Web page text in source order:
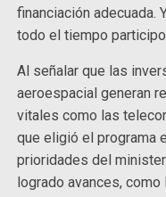
financiación adecuada.
todo el tiempo
Al señalar que las
aeroespacial generan
vitales como las
que eligió el programa
prioridades del
logrado avances,